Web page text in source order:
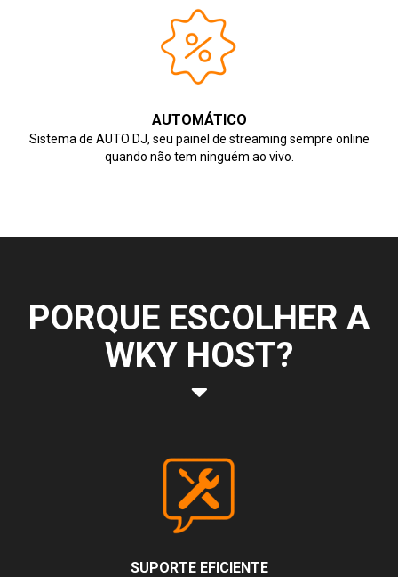
AUTOMÁTICO
Sistema de AUTO DJ, seu painel de streaming sempre online
quando não tem ninguém ao vivo.
PORQUE ESCOLHER A
WKY HOST?
SUPORTE EFICIENTE